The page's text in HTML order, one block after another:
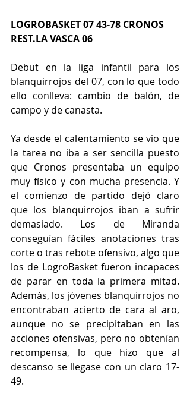
LOGROBASKET 07 43-78 CRONOS
REST.LA VASCA 06
Debut en la liga infantil para los
blanquirrojos del 07, con lo que todo
ello conlleva: cambio de balón, de
campo y de canasta.
Ya desde el calentamiento se vio que
la tarea no iba a ser sencilla puesto
que Cronos presentaba un equipo
muy físico y con mucha presencia. Y
el comienzo de partido dejó claro
que los blanquirrojos iban a sufrir
demasiado. Los de Miranda
conseguían fáciles anotaciones tras
corte o tras rebote ofensivo, algo que
los de LogroBasket fueron incapaces
de parar en toda la primera mitad.
Además, los jóvenes blanquirrojos no
encontraban acierto de cara al aro,
aunque no se precipitaban en las
acciones ofensivas, pero no obtenían
recompensa, lo que hizo que al
descanso se llegase con un claro 17-
49.